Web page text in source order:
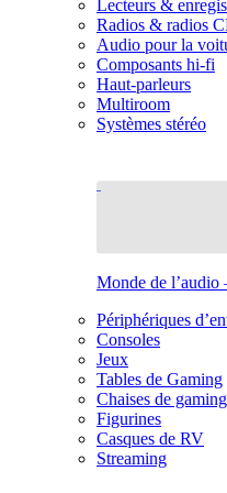
Lecteurs &
Radios & radios
Audio pour la
Composants hi-fi
Haut-parleurs
Multiroom
Systèmes stéréo
Monde de l’audio
Périphériques
Consoles
Jeux
Tables de Gaming
Chaises de gaming
Figurines
Casques de RV
Streaming